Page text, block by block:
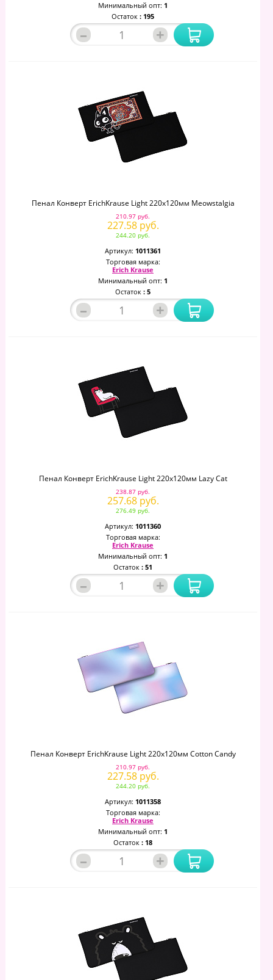
Минимальный опт: 1
Остаток : 195
– +
Пенал Конверт ErichKrause Light 220x120мм Meowstalgia
210.97 руб.
227.58 руб.
244.20 руб.
Артикул: 1011361
Торговая марка:
Erich Krause
Минимальный опт: 1
Остаток : 5
– +
Пенал Конверт ErichKrause Light 220x120мм Lazy Cat
238.87 руб.
257.68 руб.
276.49 руб.
Артикул: 1011360
Торговая марка:
Erich Krause
Минимальный опт: 1
Остаток : 51
– +
Пенал Конверт ErichKrause Light 220x120мм Cotton Candy
210.97 руб.
227.58 руб.
244.20 руб.
Артикул: 1011358
Торговая марка:
Erich Krause
Минимальный опт: 1
Остаток : 18
– +